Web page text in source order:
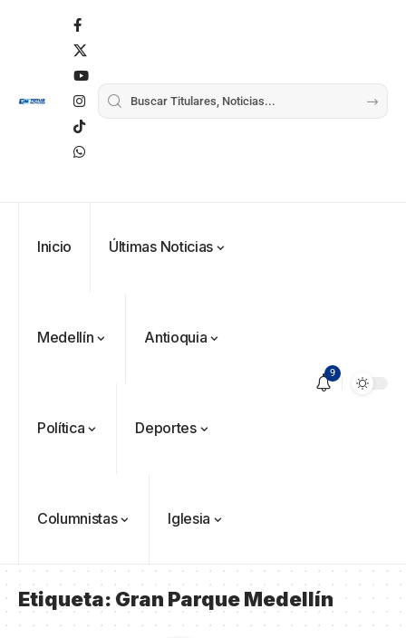
Inicio Últimas Noticias
Medellín Antioquia
Política Deportes
Columnistas Iglesia
9
Etiqueta:Gran Parque Medellín